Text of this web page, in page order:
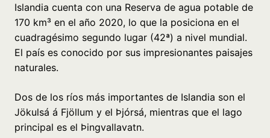
Islandia cuenta con una Reserva de agua potable de
170 km³ en el año 2020, lo que la posiciona en el
cuadragésimo segundo lugar (42ª) a nivel mundial.
El país es conocido por sus impresionantes paisajes
naturales.
Dos de los ríos más importantes de Islandia son el
Jökulsá á Fjöllum y el Þjórsá, mientras que el lago
principal es el Þingvallavatn.